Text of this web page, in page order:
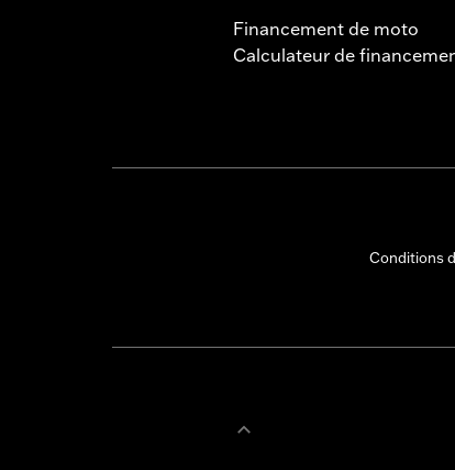
Financement de moto
Calculateur de
Conditions